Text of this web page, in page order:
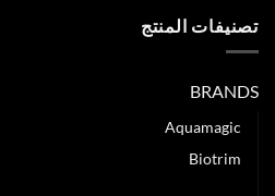
عن
تصنيفات المنتج
BRANDS
Aquamagic
Biotrim